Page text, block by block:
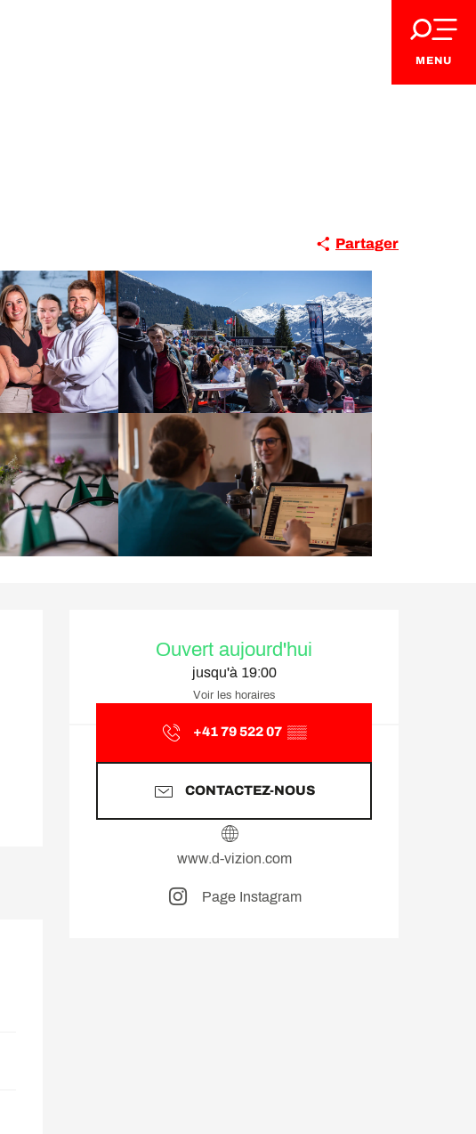
MENU
Partager
Ouvert aujourd'hui
jusqu'à 19:00
Voir les horaires
+41 79 522 07 ▒▒
CONTACTEZ-NOUS
www.d-vizion.com
Page Instagram